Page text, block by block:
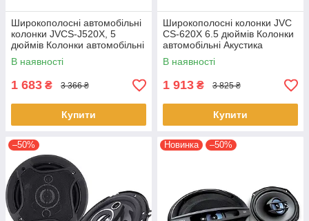
Широкополосні автомобільні
колонки JVCS-J520X, 5
дюймів Колонки автомобільні
Акустика
В наявності
1 683 ₴ 3 366 ₴
Купити
Широкополосні колонки JVC
CS-620X 6.5 дюймів Колонки
автомобільні Акустика
В наявності
1 913 ₴ 3 825 ₴
Купити
–50% Новинка –50%